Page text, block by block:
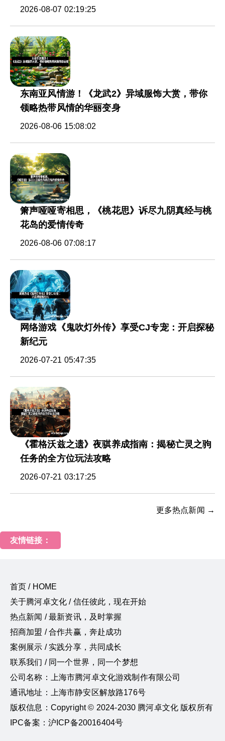
2026-08-07 02:19:25
东南亚风情游！《龙武2》异域服饰大赏，带你
领略热带风情的华丽变身
2026-08-06 15:08:02
箫声哑哑寄相思，《桃花思》诉尽九阴真经与桃
花岛的爱情传奇
2026-08-06 07:08:17
网络游戏《鬼吹灯外传》享受CJ专宠：开启探秘
新纪元
2026-07-21 05:47:35
《霍格沃兹之遗》夜骐养成指南：揭秘亡灵之驹
任务的全方位玩法攻略
2026-07-21 03:17:25
更多热点新闻 →
友情链接：
首页 / HOME
关于腾河卓文化 / 信任彼此，现在开始
热点新闻 / 最新资讯，及时掌握
招商加盟 / 合作共赢，奔赴成功
案例展示 / 实践分享，共同成长
联系我们 / 同一个世界，同一个梦想
公司名称：上海市腾河卓文化游戏制作有限公司
通讯地址：上海市静安区解放路176号
版权信息：Copyright © 2024-2030 腾河卓文化 版权所有
IPC备案：沪ICP备20016404号